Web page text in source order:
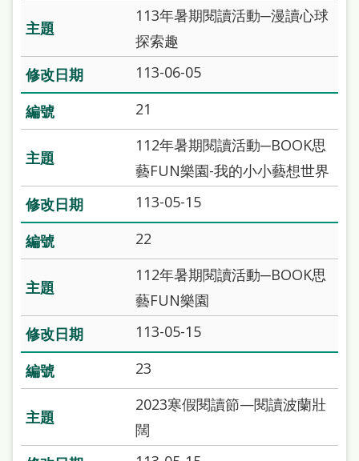
113年暑期閱讀活動─漫讀心球
探索趣
113-06-05
21
112年暑期閱讀活動─BOOK思
藝FUN樂園-我的小小藝想世界
113-05-15
22
112年暑期閱讀活動─BOOK思
藝FUN樂園
113-05-15
23
2023寒假閱讀節—閱讀波蘭壯
闊